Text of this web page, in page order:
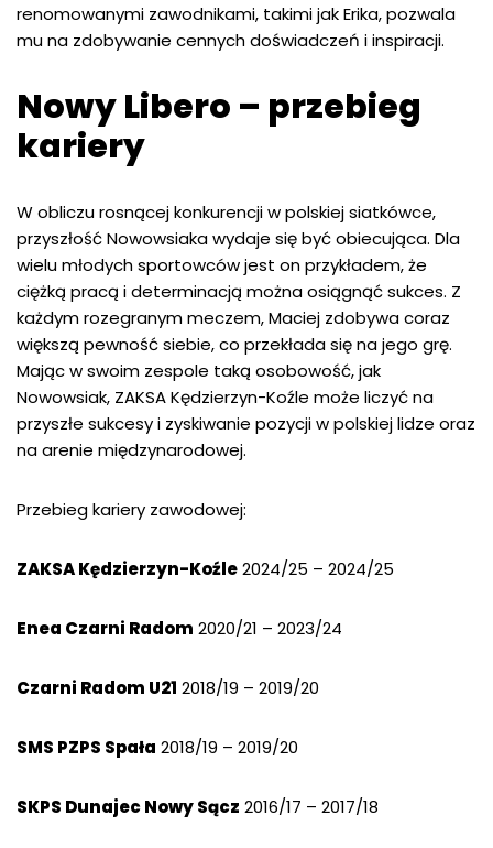
renomowanymi zawodnikami, takimi jak Erika, pozwala
mu na zdobywanie cennych doświadczeń i inspiracji.
Nowy Libero – przebieg
kariery
W obliczu rosnącej konkurencji w polskiej siatkówce,
przyszłość Nowowsiaka wydaje się być obiecująca. Dla
wielu młodych sportowców jest on przykładem, że
ciężką pracą i determinacją można osiągnąć sukces. Z
każdym rozegranym meczem, Maciej zdobywa coraz
większą pewność siebie, co przekłada się na jego grę.
Mając w swoim zespole taką osobowość, jak
Nowowsiak, ZAKSA Kędzierzyn-Koźle może liczyć na
przyszłe sukcesy i zyskiwanie pozycji w polskiej lidze oraz
na arenie międzynarodowej.
Przebieg kariery zawodowej:
ZAKSA Kędzierzyn-Koźle2024/25 – 2024/25
Enea Czarni Radom 2020/21 – 2023/24
Czarni Radom U21 2018/19 – 2019/20
SMS PZPS Spała 2018/19 – 2019/20
SKPS Dunajec Nowy Sącz 2016/17 – 2017/18